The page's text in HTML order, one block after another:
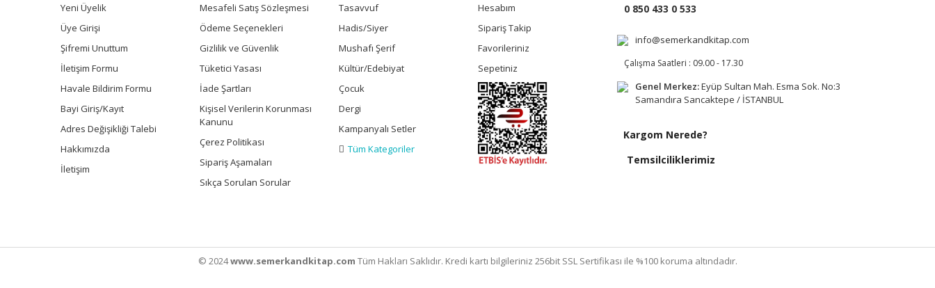
Yeni Üyelik
Üye Girişi
Şifremi Unuttum
İletişim Formu
Havale Bildirim Formu
Bayi Giriş/Kayıt
Adres Değişikliği Talebi
Hakkımızda
İletişim
Mesafeli Satış Sözleşmesi
Ödeme Seçenekleri
Gizlilik ve Güvenlik
Tüketici Yasası
İade Şartları
Kişisel Verilerin Korunması
Kanunu
Çerez Politikası
Sipariş Aşamaları
Sıkça Sorulan Sorular
Tasavvuf
Hadis/Siyer
Mushafı Şerif
Kültür/Edebiyat
Çocuk
Dergi
Kampanyalı Setler
Tüm Kategoriler
Hesabım
Sipariş Takip
Favorileriniz
Sepetiniz
0 850 433 0 533
info@semerkandkitap.com
Çalışma Saatleri : 09.00 - 17.30
Genel Merkez:Eyüp Sultan Mah. Esma Sok. No:3
Samandıra Sancaktepe / İSTANBUL
Kargom Nerede?
Temsilciliklerimiz
© 2024www.semerkandkitap.com Tüm Hakları Saklıdır. Kredi kartı bilgileriniz 256bit SSL Sertifikası ile %100 koruma altındadır.